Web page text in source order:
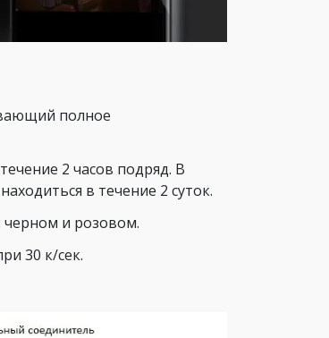
полное
2 часов подряд. В
в течение 2 суток.
черном и розовом.
30 к/сек.